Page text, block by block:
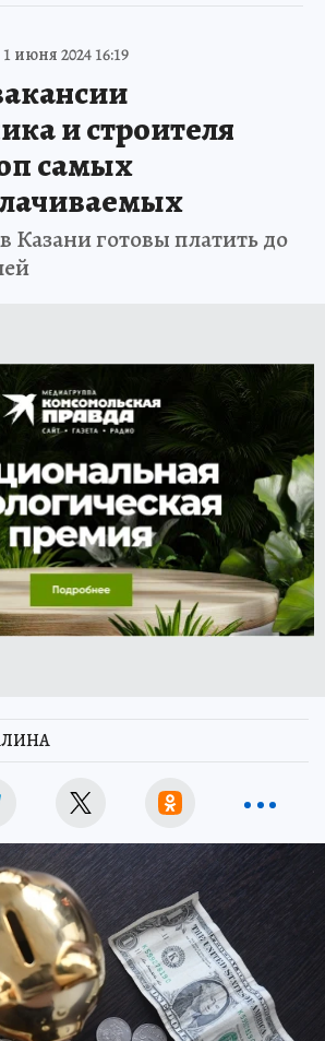
1 июня 2024 16:19
и строителя
самых
Казани готовы платить до